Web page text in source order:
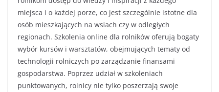
miejsca i o każdej porze, co jest szczególnie istotne dla
osób mieszkających na wsiach czy w odległych
regionach. Szkolenia online dla rolników oferują bogaty
wybór kursów i warsztatów, obejmujących tematy od
technologii rolniczych po zarządzanie finansami
gospodarstwa. Poprzez udział w szkoleniach
punktowanych, rolnicy nie tylko poszerzają swoje